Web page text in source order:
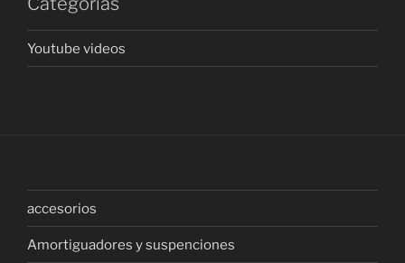
Youtube videos
accesorios
Amortiguadores y suspenciones